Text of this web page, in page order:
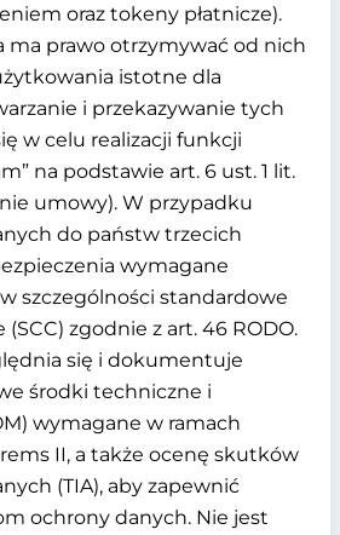
oraz tokeny płatnicze).
ma prawo otrzymywać od nich
istotne dla
i przekazywanie tych
w celu realizacji funkcji
na podstawie art. 6 ust. 1 lit.
umowy). W przypadku
do państw trzecich
wymagane
szczególności standardowe
zgodnie z art. 46 RODO.
się i dokumentuje
środki techniczne i
wymagane w ramach
II, a także ocenę skutków
(TIA), aby zapewnić
ochrony danych. Nie jest